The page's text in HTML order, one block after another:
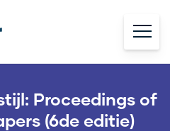
Proceedings of
(6de editie)